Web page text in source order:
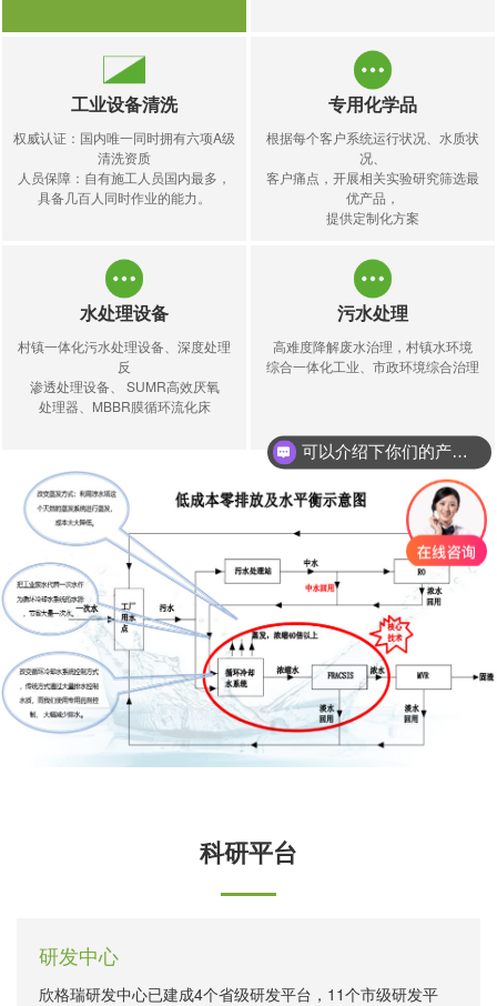
工业设备清洗
权威认证：国内唯一同时拥有六项A级
清洗资质
人员保障：自有施工人员国内最多，
具备几百人同时作业的能力。
专用化学品
根据每个客户系统运行状况、水质状
况、
客户痛点，开展相关实验研究筛选最
优产品，
提供定制化方案
水处理设备
村镇一体化污水处理设备、深度处理
反
渗透处理设备、 SUMR高效厌氧
处理器、MBBR膜循环流化床
污水处理
高难度降解废水治理，村镇水环境
综合一体化工业、市政环境综合治理
科研平台
研发中心
欣格瑞研发中心已建成4个省级研发平台，11个市级研发平
可以介绍下你们的产品么？